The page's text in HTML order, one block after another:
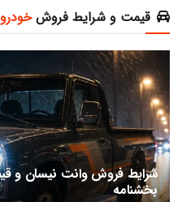
قیمت و شرایط فروشخودرو
بخشنامه